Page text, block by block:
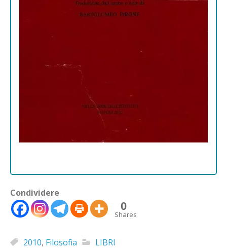
Condividere
0
Shares
2010, Filosofia LIBRI